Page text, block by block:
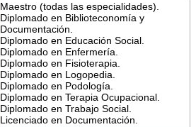
Maestro (todas las especialidades).
Diplomado en Biblioteconomía y
Documentación.
Diplomado en Educación Social.
Diplomado en Enfermería.
Diplomado en Fisioterapia.
Diplomado en Logopedia.
Diplomado en Podología.
Diplomado en Terapia Ocupacional.
Diplomado en Trabajo Social.
Licenciado en Documentación.